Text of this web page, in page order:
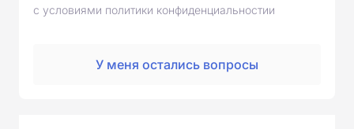
с условиями политики конфиденциальностии
У меня остались вопросы